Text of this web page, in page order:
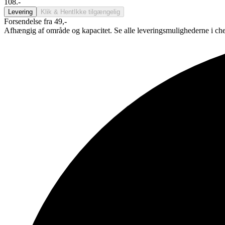
Levering Klik & Hent Ikke tilgængelig
Forsendelse fra 49,-
Afhængig af område og kapacitet. Se alle leveringsmulighederne i